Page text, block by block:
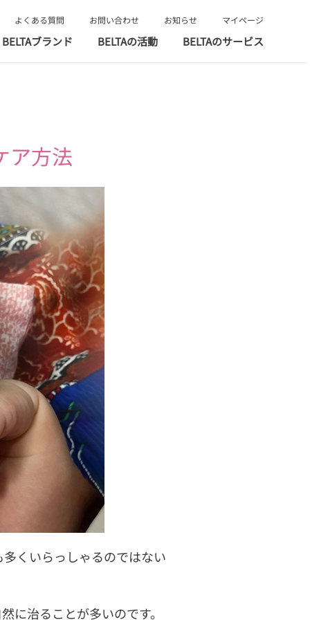
マイページ
お知らせ
お問い合わせ
よくある質問
BELTAブランド BELTAの活動 BELTAのサービス
ア方法
くいらっしゃるのではない
に治ることが多いのです。